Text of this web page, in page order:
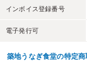
インボイス登録番号
電子発行可
築地うなぎ食堂の特定